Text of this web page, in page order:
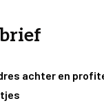
achter en